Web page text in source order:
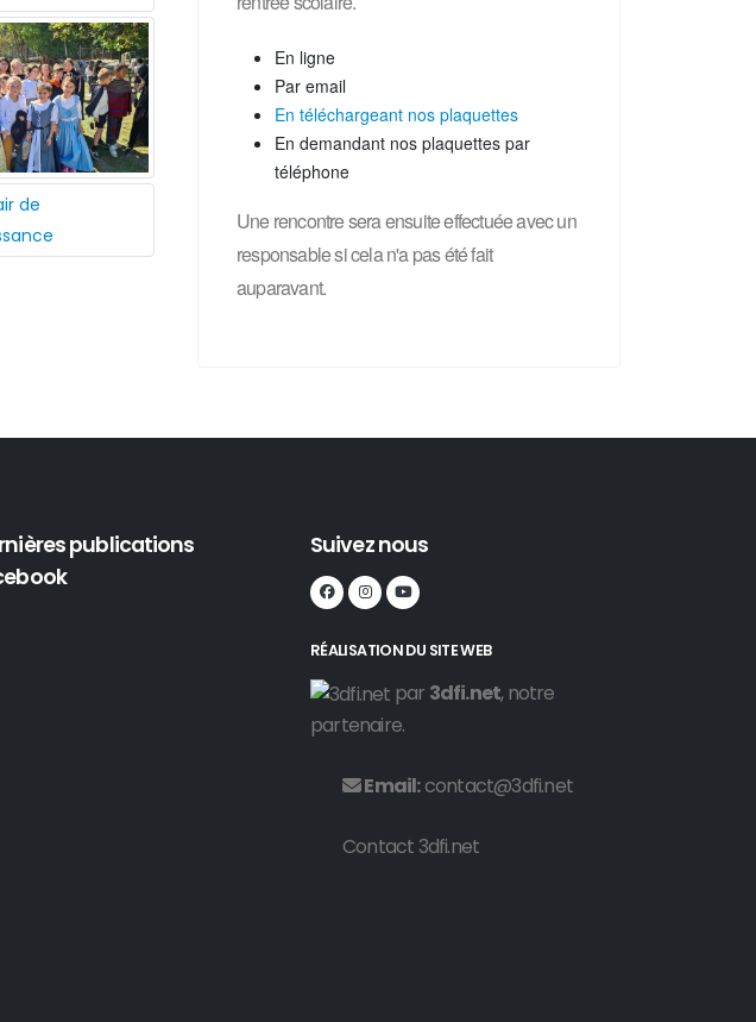
En ligne
Par email
En téléchargeant nos plaquettes
En demandant nos plaquettes par
téléphone
Une rencontre sera ensuite effectuée avec un
responsable si cela n'a pas été fait
auparavant.
publications
Suivez nous
RÉALISATION DU SITE WEB
par 3dfi.net, notre
partenaire.
Email:contact@3dfi.net
Contact 3dfi.net